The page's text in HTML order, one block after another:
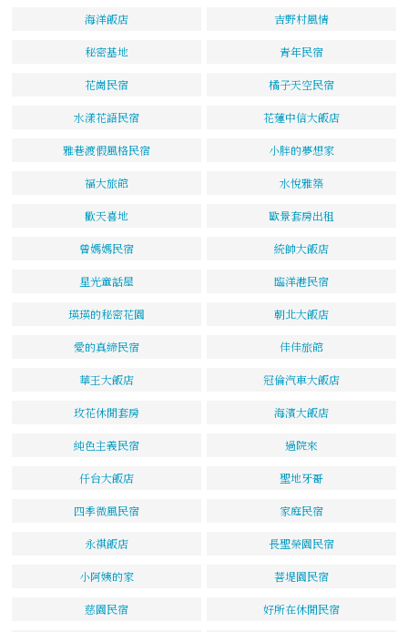
海洋飯店 吉野村風情
秘密基地 青年民宿
花崗民宿 橘子天空民宿
水漾花語民宿 花蓮中信大飯店
雅巷渡假風格民宿 小胖的夢想家
福大旅館 水悅雅築
歡天喜地 歐景套房出租
曾媽媽民宿 統帥大飯店
星光童話屋 臨洋港民宿
瑛瑛的秘密花園 朝北大飯店
愛的真締民宿 佳佳旅館
華王大飯店 冠倫汽車大飯店
玫花休閒套房 海濱大飯店
純色主義民宿 過院來
仟台大飯店 聖地牙哥
四季微風民宿 家庭民宿
永祺飯店 長聖榮園民宿
小阿姨的家 菩堤園民宿
慈園民宿 好所在休閒民宿